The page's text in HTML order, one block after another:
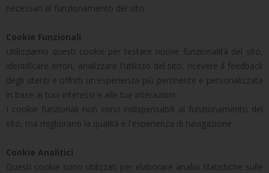
necessari al funzionamento del sito.
Cookie Funzionali
Utilizziamo questi cookie per testare nuove funzionalità del sito,
identificare errori, analizzare l'utilizzo del sito, ricevere il feedback
degli utenti e offrirti un'esperienza più pertinente e personalizzata
in base ai tuoi interessi e alle tue interazioni.
I cookie funzionali non sono indispensabili al funzionamento del
sito, ma migliorano la qualità e l'esperienza di navigazione.
Cookie Analitici
Questi cookie sono utilizzati per elaborare analisi statistiche sulle